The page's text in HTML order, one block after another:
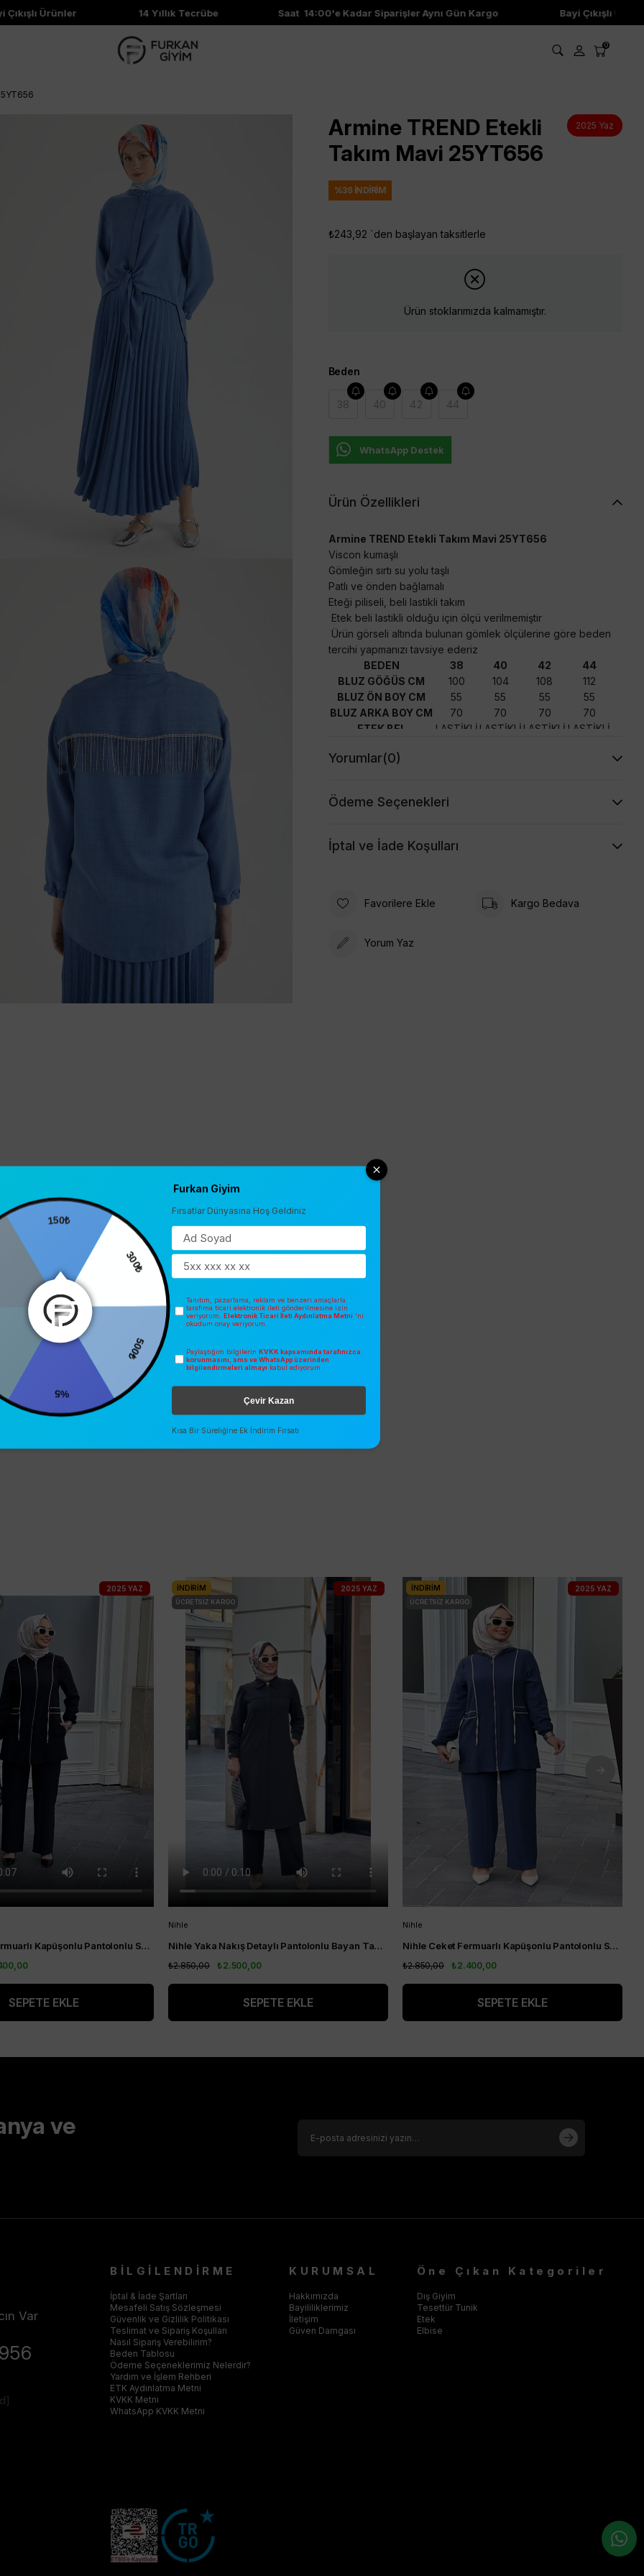
Ürünler 14 Yıllık Tecrübe Saat 14:00'e Kadar Siparişler Aynı Gün Kargo Bayi Çıkışlı Ürünler
0
Armine TREND Etekli
Takım Mavi 25YT656
2025 Yaz
%39 İNDIRIM
₺243,92 `den başlayan taksitlerle
Ürün stoklarımızda kalmamıştır.
Beden
38 40 42 44
WhatsApp Destek
Ürün Özellikleri
Armine TREND Etekli Takım Mavi 25YT656
Viscon kumaşlı
Gömleğin sırtı su yolu taşlı
Patlı ve önden bağlamalı
Eteği piliseli, beli lastikli takım
Etek beli lastikli olduğu için ölçü verilmemiştir
Ürün görseli altında bulunan gömlek ölçülerine göre beden
tercihi yapmanızı tavsiye ederiz
BEDEN
38 40 42
44
BLUZ GÖĞÜS CM
100 104 108
112
BLUZ ÖN BOY CM
55 55 55
55
BLUZ ARKA BOY CM
70 70 70
70
ETEK BEL
LASTİKLİ LASTİKLİ LASTİKLİ LASTİKLİ
Yorumlar(0)
Ödeme Seçenekleri
İptal ve İade Koşulları
Favorilere Ekle Kargo Bedava
Yorum Yaz
Nihle Ceket Fermuarlı Kapüşonlu Pantolonlu Spor Bayan Takım Siyah
SEPETE EKLE
2025 YAZ
Nihle
Nihle Yaka Nakış Detaylı Pantolonlu Bayan Takım Siyah
₺2.500,00
₺2.850,00
SEPETE EKLE
İNDIRIM
ÜCRETSIZ KARGO
2025 YAZ
Nihle
Nihle Ceket Fermuarlı Kapüşonlu Pantolonlu Spor Bayan Takım Lacivert
₺2.400,00
₺2.850,00
SEPETE EKLE
İNDIRIM
ÜCRETSIZ KARGO
2025 YAZ
ve
Var
BİLGİLENDİRME
İptal & İade Şartları
Mesafeli Satış Sözleşmesi
Güvenlik ve Gizlilik Politikası
Teslimat ve Sipariş Koşulları
Nasıl Sipariş Verebilirim?
Beden Tablosu
Ödeme Seçeneklerimiz Nelerdir?
Yardım ve İşlem Rehberi
ETK Aydınlatma Metni
KVKK Metni
WhatsApp KVKK Metni
KURUMSAL
Hakkımızda
Bayililiklerimiz
İletişim
Güven Damgası
Öne Çıkan Kategoriler
Dış Giyim
Tesettür Tunik
Etek
Elbise
150₺
300₺
500₺
%5
Furkan Giyim
Fırsatlar Dünyasına Hoş Geldiniz
Tanıtım, pazarlama, reklam ve benzeri amaçlarla
tarafıma ticari elektronik ileti gönderilmesine izin
veriyorum. Elektronik Ticari İleti Aydınlatma Metni 'ni
okudum onay veriyorum.
Paylaştığım bilgilerin KVKK kapsamında tarafınızca
korunmasını, sms ve WhatsApp üzerinden
bilgilendirmeleri almayı kabul ediyorum.
Çevir Kazan
Kısa Bir Süreliğine Ek İndirim Fırsatı